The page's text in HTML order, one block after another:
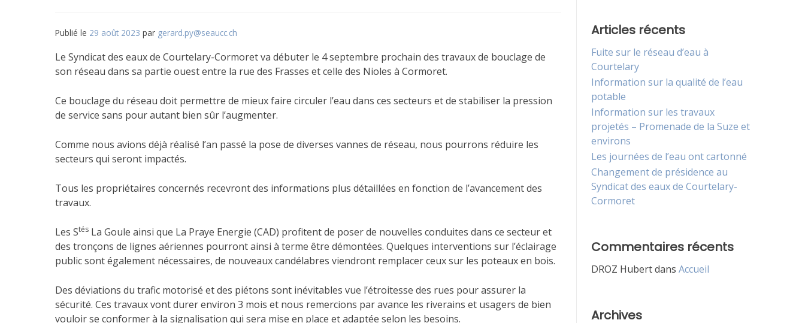
Publié le 29 août 2023 par gerard.py@seaucc.ch
Le Syndicat des eaux de Courtelary-Cormoret va débuter le 4 septembre prochain des travaux de bouclage de
son réseau dans sa partie ouest entre la rue des Frasses et celle des Nioles à Cormoret.
Ce bouclage du réseau doit permettre de mieux faire circuler l’eau dans ces secteurs et de stabiliser la pression
de service sans pour autant bien sûr l’augmenter.
Comme nous avions déjà réalisé l’an passé la pose de diverses vannes de réseau, nous pourrons réduire les
secteurs qui seront impactés.
Tous les propriétaires concernés recevront des informations plus détaillées en fonction de l’avancement des
travaux.
Les Stés La Goule ainsi que La Praye Energie (CAD) profitent de poser de nouvelles conduites dans ce secteur et
des tronçons de lignes aériennes pourront ainsi à terme être démontées. Quelques interventions sur l’éclairage
public sont également nécessaires, de nouveaux candélabres viendront remplacer ceux sur les poteaux en bois.
Des déviations du trafic motorisé et des piétons sont inévitables vue l’étroitesse des rues pour assurer la
sécurité. Ces travaux vont durer environ 3 mois et nous remercions par avance les riverains et usagers de bien
vouloir se conformer à la signalisation qui sera mise en place et adaptée selon les besoins.
Articles récents
Fuite sur le réseau d’eau à
Courtelary
Information sur la qualité de l’eau
potable
Information sur les travaux
projetés – Promenade de la Suze et
environs
Les journées de l’eau ont cartonné
Changement de présidence au
Syndicat des eaux de Courtelary-
Cormoret
Commentaires récents
DROZ Hubertdans Accueil
Archives